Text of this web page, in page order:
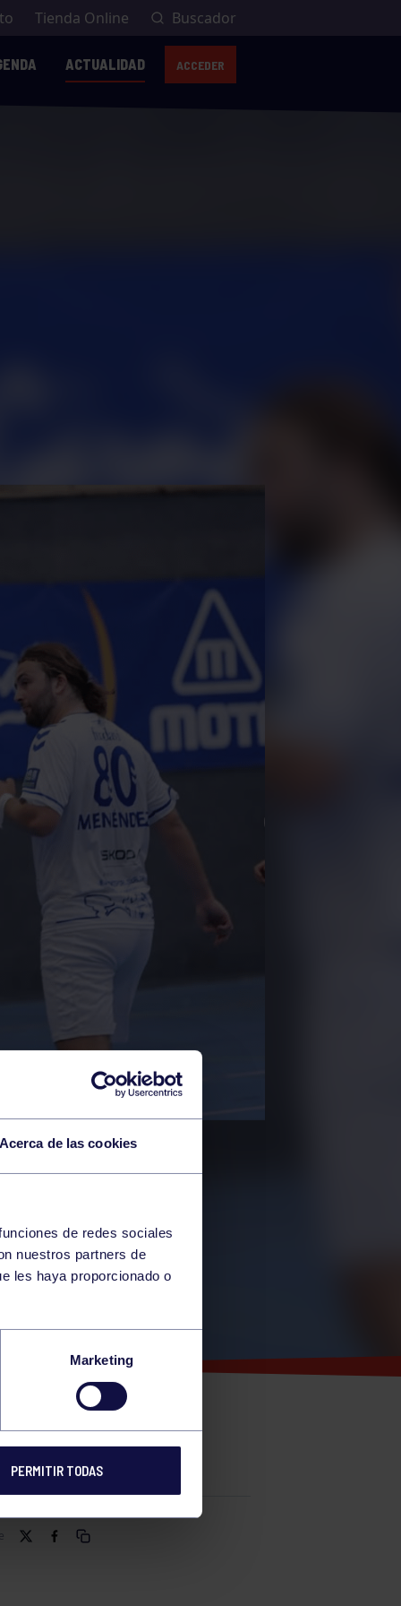
de las cookies
de redes sociales
nuestros partners de
les haya proporcionado o
Marketing
PERMITIR TODAS
Tienda Online Buscador
ACTUALIDAD ACCEDER